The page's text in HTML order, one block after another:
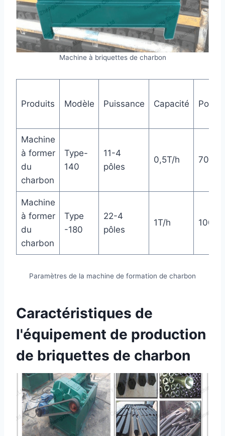
Machine à briquettes de charbon
Produits Modèle Puissance Capacité Poids
Machine
à former
du
charbon
Type-
140
11-4
pôles
0,5T/h 700kg
Machine
à former
du
charbon
Type
-180
22-4
pôles
1T/h
Paramètres de la machine de formation de charbon
Caractéristiques de
l'équipement de production
de briquettes de charbon